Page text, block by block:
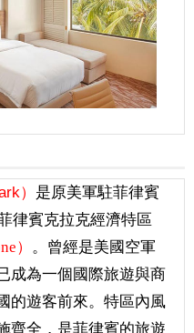
） 是原美軍駐菲律賓
律賓克拉克經濟特區
） 。 曾經是美國空軍
成為一個國際旅遊與商
的遊客前來。特區內風
齊全，是菲律賓的旅遊